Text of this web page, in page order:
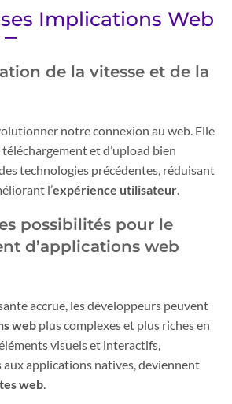
Implications Web
de la vitesse et de la
notre connexion au web. Elle
et d’upload bien
technologies précédentes, réduisant
l’expérience utilisateur.
possibilités pour le
d’applications web
accrue, les développeurs peuvent
web plus complexes et plus riches en
visuels et interactifs,
aux applications natives, deviennent
web.